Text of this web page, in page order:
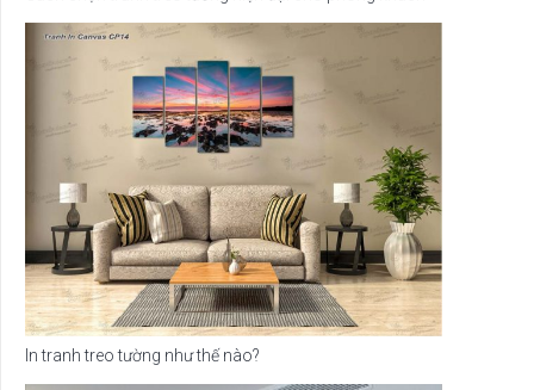
In tranh treo tường như thế nào?